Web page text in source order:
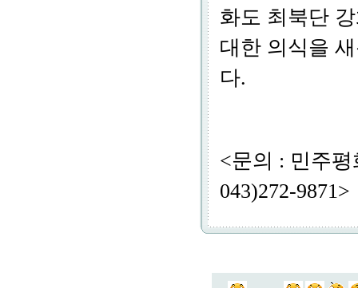
화도 최북단
대한 의식을
다.
<문의 : 민주
043)272-9871>